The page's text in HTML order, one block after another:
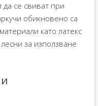
се свиват при
обикновено са
като латекс
за използване